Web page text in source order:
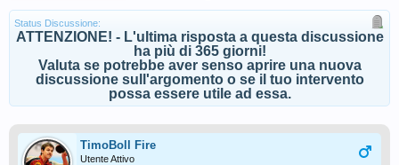
Status Discussione:
ATTENZIONE! - L'ultima risposta a questa discussione
ha più di 365 giorni!
Valuta se potrebbe aver senso aprire una nuova
discussione sull'argomento o se il tuo intervento
possa essere utile ad essa.
TimoBoll Fire
Utente Attivo